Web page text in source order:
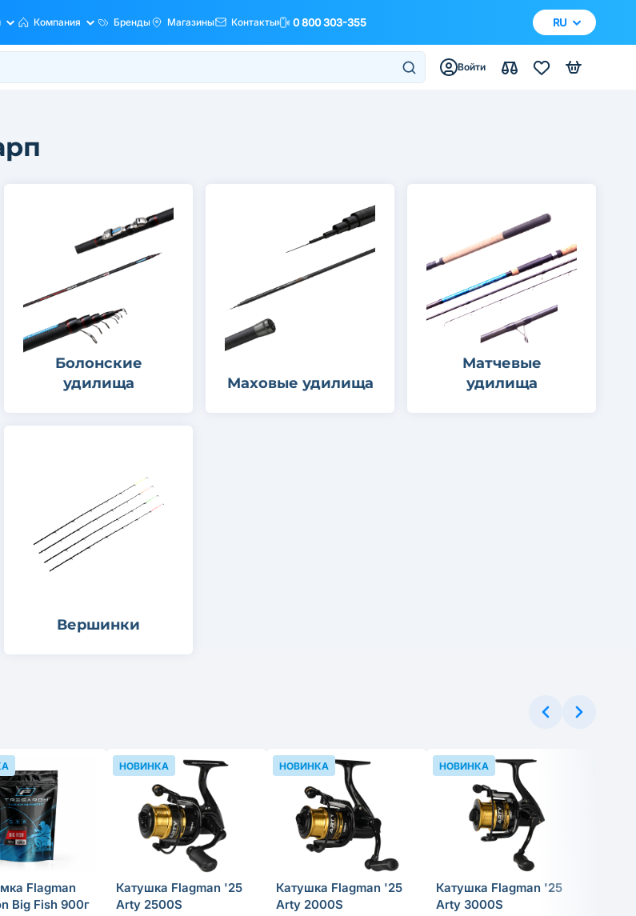
Компания Бренды Магазины Контакты 0 800 303-355 RU
Войти
Болонские
удилища
Маховые удилища
Матчевые
удилища
Вершинки
Flagman
Big Fish 900г
Катушка Flagman '25
Arty 2500S
НОВИНКА
Катушка Flagman '25
Arty 2000S
НОВИНКА
Катушка Flagman '25
Arty 3000S
НОВИНКА